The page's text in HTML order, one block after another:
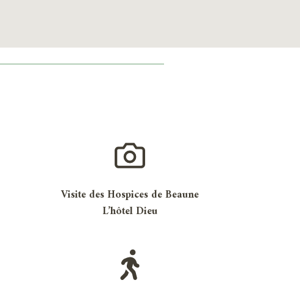
Visite des Hospices de Beaune
L’hôtel Dieu